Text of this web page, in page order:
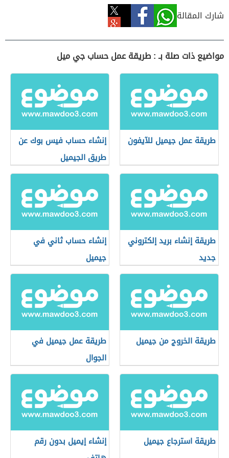
شارك المقالة
مواضيع ذات صلة بـ : طريقة عمل حساب جي ميل
طريقة عمل جيميل للآيفون
إنشاء حساب فيس بوك عن
طريق الجيميل
طريقة إنشاء بريد إلكتروني
جديد
إنشاء حساب ثاني في
جيميل
طريقة الخروج من جيميل
طريقة عمل جيميل في
الجوال
طريقة استرجاع جيميل
إنشاء إيميل بدون رقم